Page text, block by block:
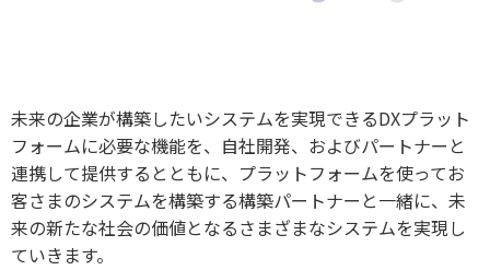
未来の企業が構築したいシステムを実現できるDXプラット
フォームに必要な機能を、自社開発、およびパートナーと
連携して提供するとともに、プラットフォームを使ってお
客さまのシステムを構築する構築パートナーと一緒に、未
来の新たな社会の価値となるさまざまなシステムを実現し
ていきます。